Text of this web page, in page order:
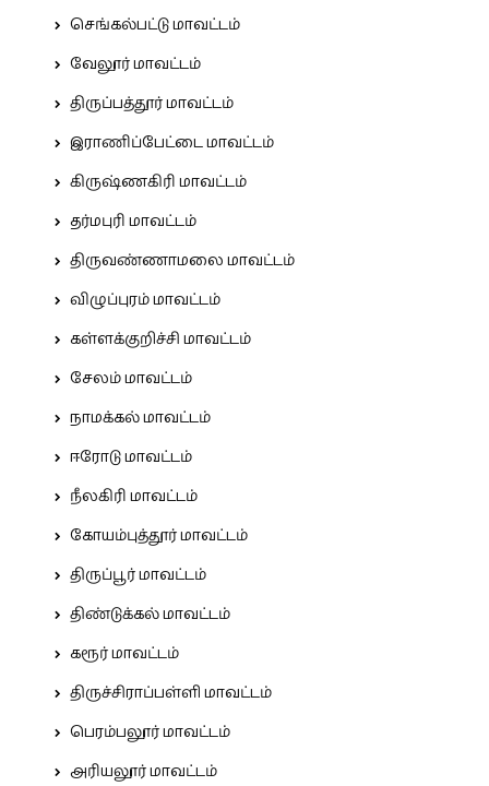
செங்கல்பட்டு மாவட்டம்
வேலூர் மாவட்டம்
திருப்பத்தூர் மாவட்டம்
இராணிப்பேட்டை மாவட்டம்
கிருஷ்ணகிரி மாவட்டம்
தர்மபுரி மாவட்டம்
திருவண்ணாமலை மாவட்டம்
விழுப்புரம் மாவட்டம்
கள்ளக்குறிச்சி மாவட்டம்
சேலம் மாவட்டம்
நாமக்கல் மாவட்டம்
ஈரோடு மாவட்டம்
நீலகிரி மாவட்டம்
கோயம்புத்தூர் மாவட்டம்
திருப்பூர் மாவட்டம்
திண்டுக்கல் மாவட்டம்
கரூர் மாவட்டம்
திருச்சிராப்பள்ளி மாவட்டம்
பெரம்பலூர் மாவட்டம்
அரியலூர் மாவட்டம்